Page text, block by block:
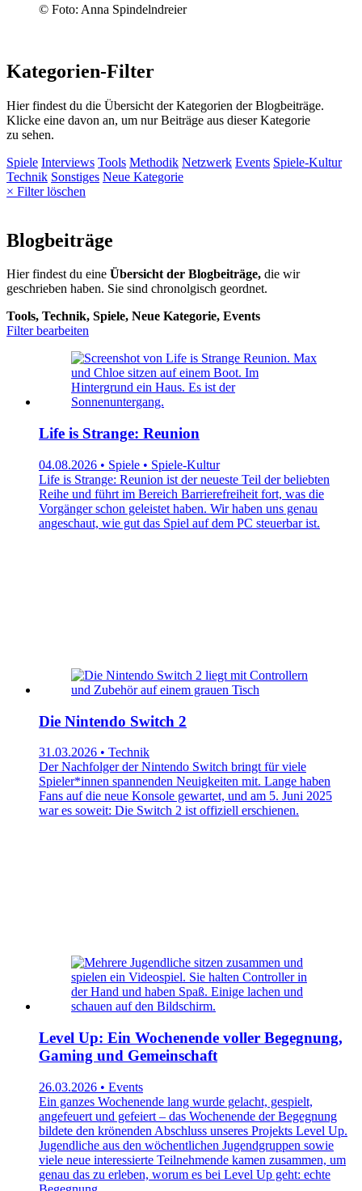
© Foto: Anna Spindelndreier
Kategorien-Filter
Hier findest du die Übersicht der Kategorien der Blogbeiträge.
Klicke eine davon an, um nur Beiträge aus dieser Kategorie
zu sehen.
Spiele Interviews Tools Methodik Netzwerk Events Spiele-Kultur
Technik Sonstiges Neue Kategorie
× Filter löschen
Blogbeiträge
Hier findest du eine Übersicht der Blogbeiträge, die wir
geschrieben haben. Sie sind chronolgisch geordnet.
Tools, Technik, Spiele, Neue Kategorie, Events
Filter bearbeiten
Life is Strange: Reunion
04.08.2026 • Spiele • Spiele-Kultur
Life is Strange: Reunion ist der neueste Teil der beliebten
Reihe und führt im Bereich Barrierefreiheit fort, was die
Vorgänger schon geleistet haben. Wir haben uns genau
angeschaut, wie gut das Spiel auf dem PC steuerbar ist.
Die Nintendo Switch 2
31.03.2026 • Technik
Der Nachfolger der Nintendo Switch bringt für viele
Spieler*innen spannenden Neuigkeiten mit. Lange haben
Fans auf die neue Konsole gewartet, und am 5. Juni 2025
war es soweit: Die Switch 2 ist offiziell erschienen.
Level Up: Ein Wochenende voller Begegnung,
Gaming und Gemeinschaft
26.03.2026 • Events
Ein ganzes Wochenende lang wurde gelacht, gespielt,
angefeuert und gefeiert – das Wochenende der Begegnung
bildete den krönenden Abschluss unseres Projekts Level Up.
Jugendliche aus den wöchentlichen Jugendgruppen sowie
viele neue interessierte Teilnehmende kamen zusammen, um
genau das zu erleben, worum es bei Level Up geht: echte